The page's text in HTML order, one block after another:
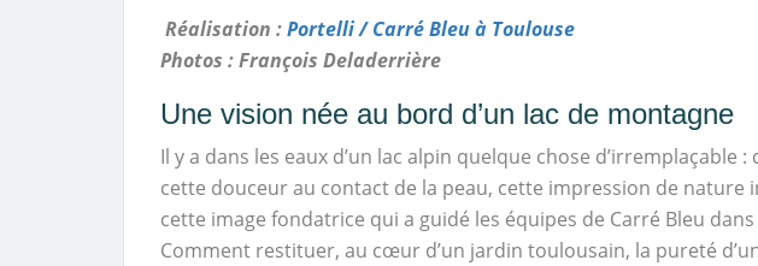
Réalisation :Portelli / Carré Bleu à Toulouse
Photos : François Deladerrière
Une vision née au bord d’un lac de montagne
Il y a dans les eaux d’un lac alpin quelque chose d’irremplaçable
cette douceur au contact de la peau, cette impression de nature
cette image fondatrice qui a guidé les équipes de Carré Bleu
Comment restituer, au cœur d’un jardin toulousain, la pureté